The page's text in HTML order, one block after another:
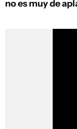
no es muy de